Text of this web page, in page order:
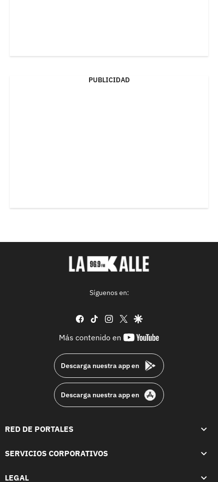
PUBLICIDAD
Síguenos en:
facebook
tiktok instagram
twittergoogle
Más contenido en
youtube-
Descarga nuestra app en
Descarga nuestra app en
RED DE PORTALES
SERVICIOS CORPORATIVOS
LEGAL